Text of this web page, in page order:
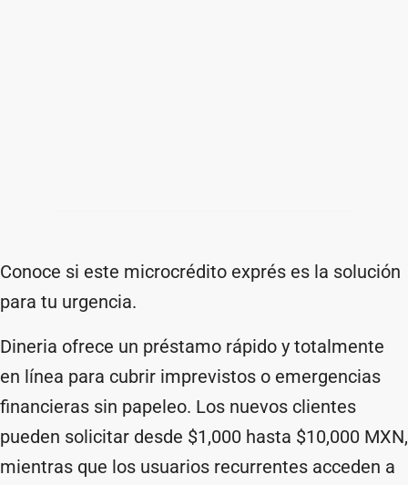
Conoce si este microcrédito exprés es la solución
para tu urgencia.
Dineria ofrece un préstamo rápido y totalmente
en línea para cubrir imprevistos o emergencias
financieras sin papeleo. Los nuevos clientes
pueden solicitar desde $1,000 hasta $10,000 MXN,
mientras que los usuarios recurrentes acceden a